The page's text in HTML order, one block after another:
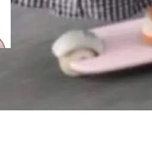
· GitCode · GitHu
、macOS / Linu
# macOS / Linu
solon.noea
数十万乃至数百万
用可承载的上下
扩张与代码历史的
系、接口契约、业
数十乃至数百个文
关联网络。传统的